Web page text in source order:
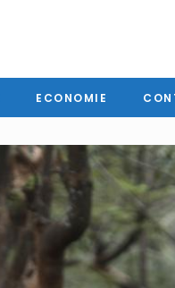
ECONOMIE